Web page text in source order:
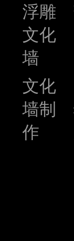
浮雕
文化
墙
文化
墙制
作